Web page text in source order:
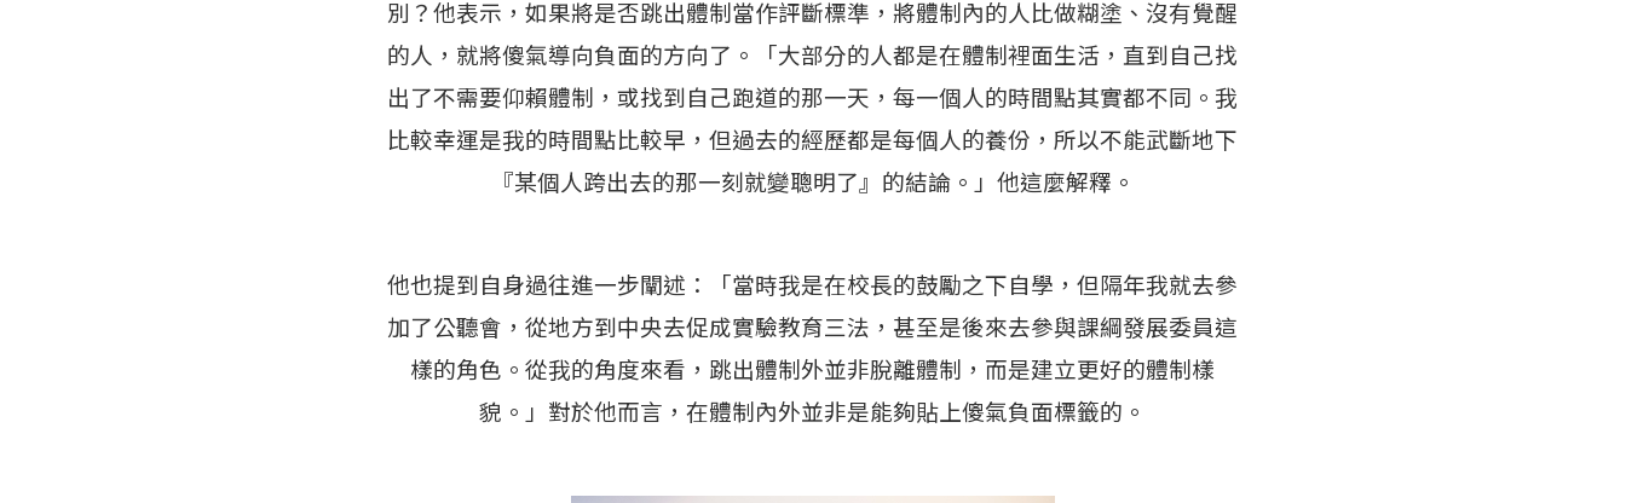
別？他表示，如果將是否跳出體制當作評斷標準，將體制內的人比做糊塗、沒有覺醒
的人，就將傻氣導向負面的方向了。「大部分的人都是在體制裡面生活，直到自己找
出了不需要仰賴體制，或找到自己跑道的那一天，每一個人的時間點其實都不同。我
比較幸運是我的時間點比較早，但過去的經歷都是每個人的養份，所以不能武斷地下
『某個人跨出去的那一刻就變聰明了』的結論。」他這麼解釋。
他也提到自身過往進一步闡述：「當時我是在校長的鼓勵之下自學，但隔年我就去參
加了公聽會，從地方到中央去促成實驗教育三法，甚至是後來去參與課綱發展委員這
樣的角色。從我的角度來看，跳出體制外並非脫離體制，而是建立更好的體制樣
貌。」對於他而言，在體制內外並非是能夠貼上傻氣負面標籤的。